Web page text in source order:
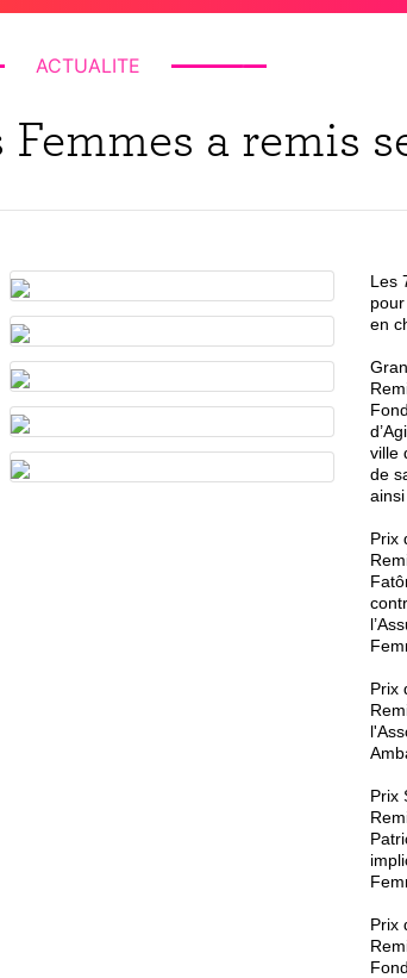
ACTUALITE
a remis
Les
en
ville
de
Prix
Prix
Prix
Prix